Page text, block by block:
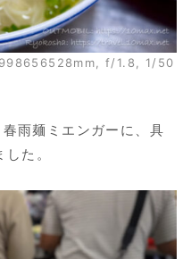
f/1.8, 1/50
雨麺ミエンガーに、具
た。